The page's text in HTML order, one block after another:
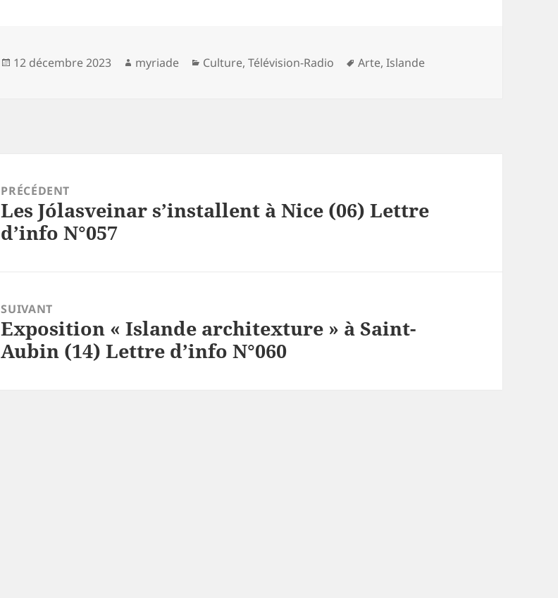
Publié
12 décembre 2023 Auteur
myriade Catégories
Culture,Télévision-Radio
Mots-
Arte,Islande
PRÉCÉDENT
Article
précédent :
Les Jólasveinar s’installent à Nice (06) Lettre
d’info N°057
SUIVANT
Article
suivant :
Exposition « Islande architexture » à Saint-
Aubin (14) Lettre d’info N°060